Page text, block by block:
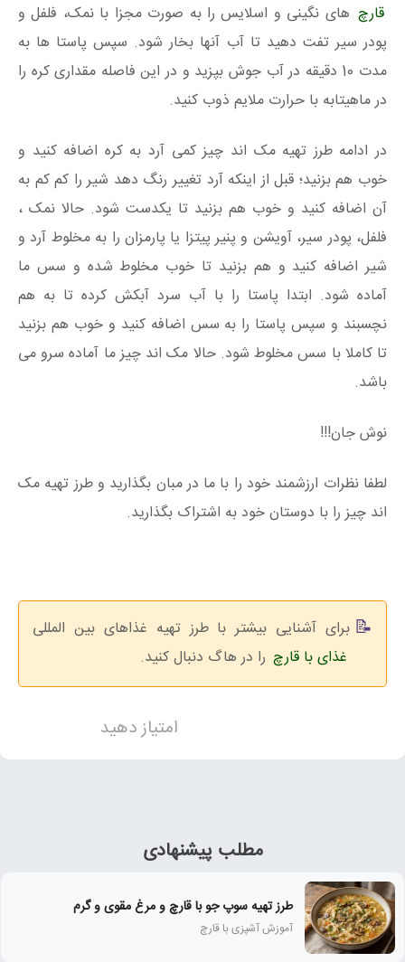
قارچ های نگینی و اسلایس را به صورت مجزا با نمک، فلفل و
پودر سیر تفت دهید تا آب آنها بخار شود. سپس پاستا ها به
مدت 10 دقیقه در آب جوش بپزید و در این فاصله مقداری کره را
در ماهیتابه با حرارت ملایم ذوب کنید.
در ادامه طرز تهیه مک اند چیز کمی آرد به کره اضافه کنید و
خوب هم بزنید؛ قبل از اینکه آرد تغییر رنگ دهد شیر را کم کم به
آن اضافه کنید و خوب هم بزنید تا یکدست شود. حالا نمک ،
فلفل، پودر سیر، آویشن و پنیر پیتزا یا پارمزان را به مخلوط آرد و
شیر اضافه کنید و هم بزنید تا خوب مخلوط شده و سس ما
آماده شود. ابتدا پاستا را با آب سرد آبکش کرده تا به هم
نچسبند و سپس پاستا را به سس اضافه کنید و خوب هم بزنید
تا کاملا با سس مخلوط شود. حالا مک اند چیز ما آماده سرو می
باشد.
نوش جان!!!
لطفا نظرات ارزشمند خود را با ما در مبان بگذارید و طرز تهیه مک
اند چیز را با دوستان خود به اشتراک بگذارید.
برای آشنایی بیشتر با طرز تهیه غذاهای بین المللی
غذای با قارچ را در هاگ دنبال کنید.
امتیاز دهید
مطلب پیشنهادی
طرز تهیه سوپ جو با قارچ و مرغ مقوی و گرم
آموزش آشپزی با قارچ